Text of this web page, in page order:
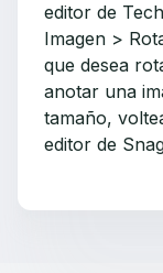
editor de
Imagen >
que desea
anotar una
tamaño,
editor de